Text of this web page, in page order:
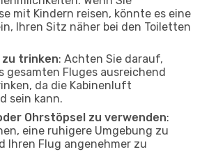
mit Kindern reisen, könnte es eine
Ihren Sitz näher bei den Toiletten
zu trinken: Achten Sie darauf,
gesamten Fluges ausreichend
da die Kabinenluft
sein kann.
Ohrstöpsel zu verwenden:
eine ruhigere Umgebung zu
Ihren Flug angenehmer zu